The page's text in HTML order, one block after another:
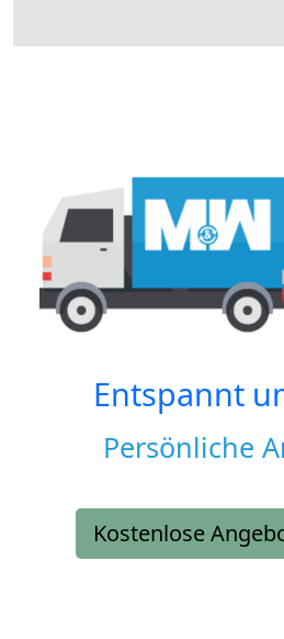
Entspannt
Persönliche
Kostenlose